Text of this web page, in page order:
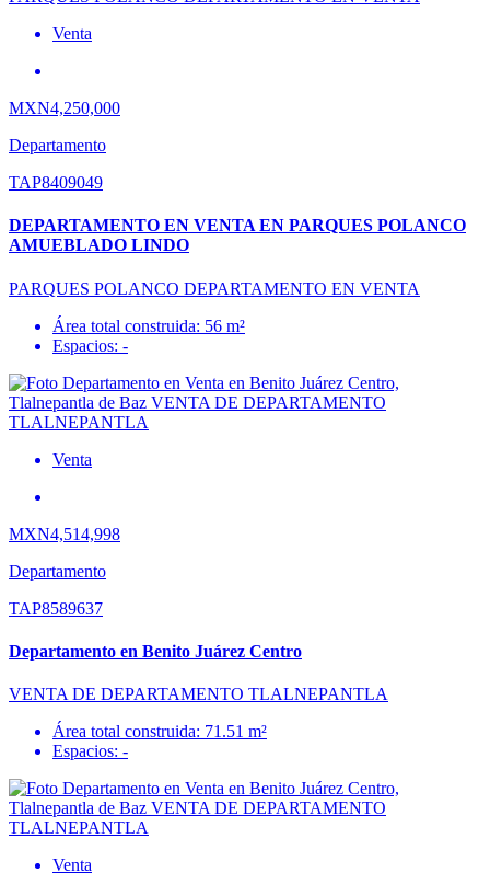
Venta
MXN4,250,000
Departamento
TAP8409049
DEPARTAMENTO EN VENTA EN PARQUES POLANCO
AMUEBLADO LINDO
PARQUES POLANCO DEPARTAMENTO EN VENTA
Área total construida: 56 m²
Espacios: -
Venta
MXN4,514,998
Departamento
TAP8589637
Departamento en Benito Juárez Centro
VENTA DE DEPARTAMENTO TLALNEPANTLA
Área total construida: 71.51 m²
Espacios: -
Venta